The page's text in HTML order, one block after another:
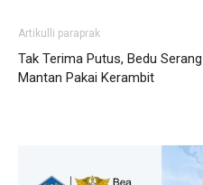
Artikulli paraprak
Tak Terima Putus, Bedu Serang
Mantan Pakai Kerambit